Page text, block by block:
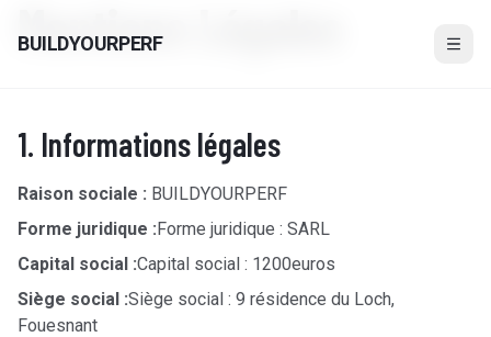
BUILDYOURPERF
Mentions Légales
1. Informations légales
Raison sociale : BUILDYOURPERF
Forme juridique :Forme juridique : SARL
Capital social :Capital social : 1200euros
Siège social :Siège social : 9 résidence du Loch,
Fouesnant